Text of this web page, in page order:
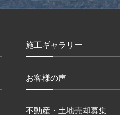
施工ギャラリー
お客様の声
不動産・土地売却募集